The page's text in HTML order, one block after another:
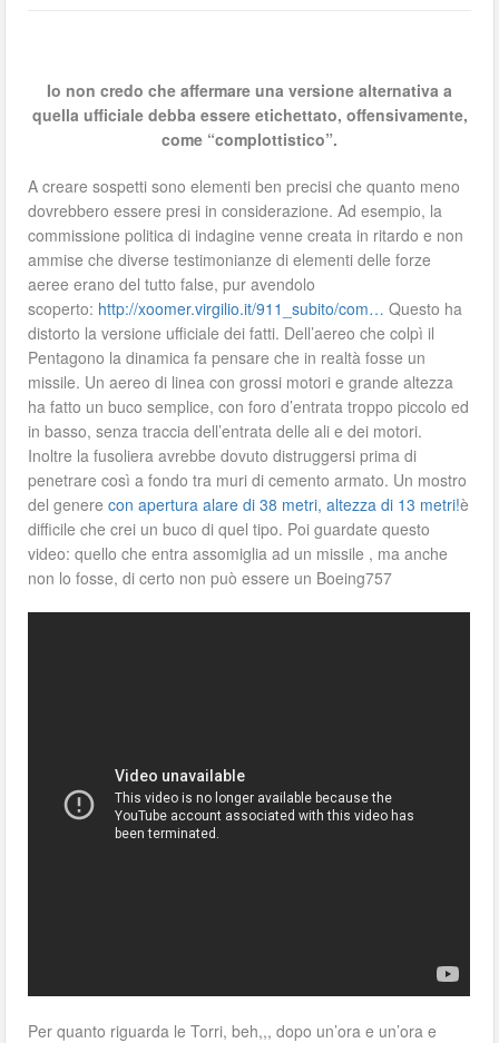
Io non credo che affermare una versione alternativa a
quella ufficiale debba essere etichettato, offensivamente,
come “complottistico”.
A creare sospetti sono elementi ben precisi che quanto meno
dovrebbero essere presi in considerazione. Ad esempio, la
commissione politica di indagine venne creata in ritardo e non
ammise che diverse testimonianze di elementi delle forze
aeree erano del tutto false, pur avendolo
scoperto: http://xoomer.virgilio.it/911_subito/com… Questo ha
distorto la versione ufficiale dei fatti. Dell’aereo che colpì il
Pentagono la dinamica fa pensare che in realtà fosse un
missile. Un aereo di linea con grossi motori e grande altezza
ha fatto un buco semplice, con foro d’entrata troppo piccolo ed
in basso, senza traccia dell’entrata delle ali e dei motori.
Inoltre la fusoliera avrebbe dovuto distruggersi prima di
penetrare così a fondo tra muri di cemento armato. Un mostro
del generecon apertura alare di 38 metri, altezza di 13 metri!è
difficile che crei un buco di quel tipo. Poi guardate questo
video: quello che entra assomiglia ad un missile , ma anche
non lo fosse, di certo non può essere un Boeing757
Per quanto riguarda le Torri, beh,,, dopo un’ora e un’ora e